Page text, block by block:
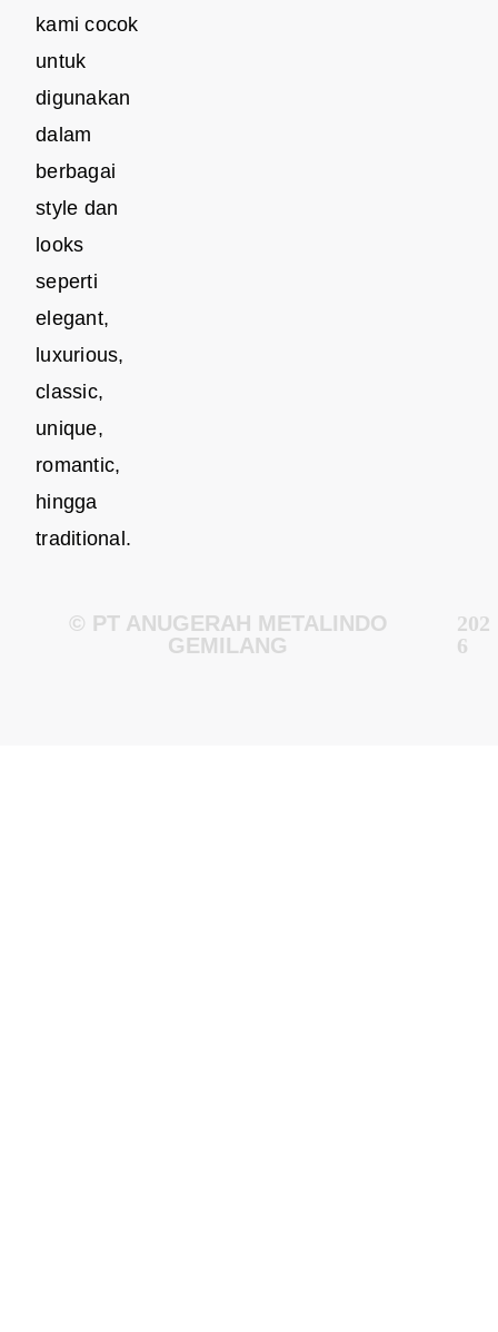
kami cocok
untuk
digunakan
dalam
berbagai
style dan
looks
seperti
elegant,
luxurious,
classic,
unique,
romantic,
hingga
traditional.
© PT ANUGERAH METALINDO
GEMILANG
202
6